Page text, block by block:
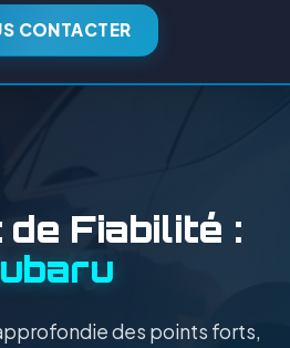
CONTACTER
Fiabilité :
des points forts,